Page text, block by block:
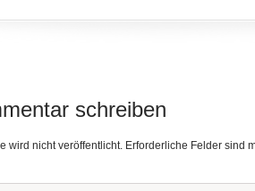
schreiben
wird nicht veröffentlicht. Erforderliche Felder sind